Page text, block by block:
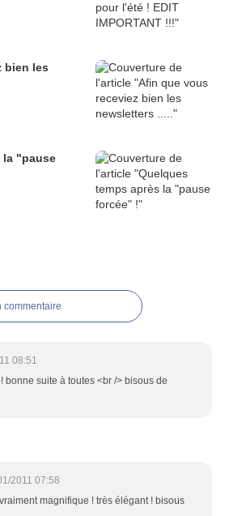
bien les
la "pause
commentaire
08:51
bonne suite à toutes <br /> bisous de
2011 07:58
magnifique ! très élégant ! bisous